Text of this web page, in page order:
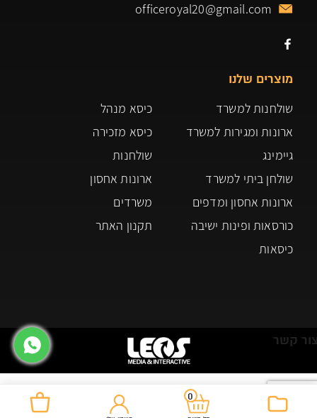
קשר
מוצרים שלנו
שולחנות למשרד
ארונות ומגירות למשרד
גיימינג
שולחן ביתי למשרד
ארונות אחסון ומדפים
כורסאות ופינות ישיבה
כיסאות
כיסא מנהל
כיסא מזכירה
שולחנות
ארונות אחסון
משרדים
תקנון האתר
officeroyal20@gmail.com
0